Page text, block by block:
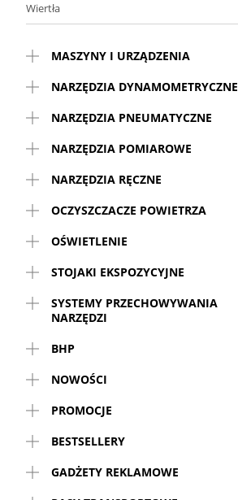
Wiertła
MASZYNY I URZĄDZENIA
NARZĘDZIA DYNAMOMETRYCZNE
NARZĘDZIA PNEUMATYCZNE
NARZĘDZIA POMIAROWE
NARZĘDZIA RĘCZNE
OCZYSZCZACZE POWIETRZA
OŚWIETLENIE
STOJAKI EKSPOZYCYJNE
SYSTEMY PRZECHOWYWANIA
NARZĘDZI
BHP
NOWOŚCI
PROMOCJE
BESTSELLERY
GADŻETY REKLAMOWE